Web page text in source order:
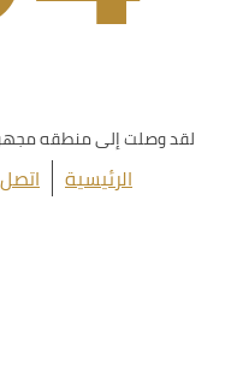
لقد وصلت إلى منطقه
الرئيسية